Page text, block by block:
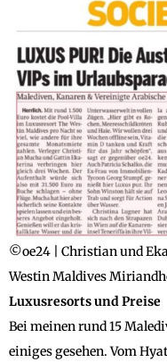
©oe24 | Christian und
Westin Maldives
Luxusresorts und Preise
Bei meinen rund 15
einiges gesehen. Vom